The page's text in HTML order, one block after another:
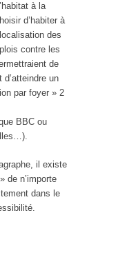
à la
d’habiter à
des
contre les
de
un
par foyer » 2
BBC ou
il existe
de n’importe
dans le